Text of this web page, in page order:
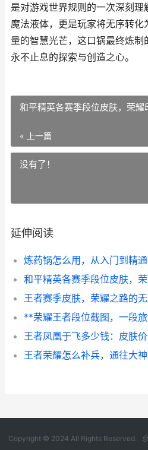
是对游戏世界规则的一次深刻
魔法液体，更是玩家将无序转
量的智慧光芒，这口锅最终炼
永不止息的探索与创造之心。
和平精英各赛季段位皮肤，荣耀
« 上一篇
没有了！
延伸阅读
炼药锅怎么用，从入门到精
和平精英各赛季段位皮肤，
Copyright © 2024 All Rights Reserved.